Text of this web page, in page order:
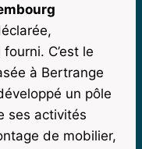
C’est le
à Bertrange
un pôle
ses activités
de mobilier,